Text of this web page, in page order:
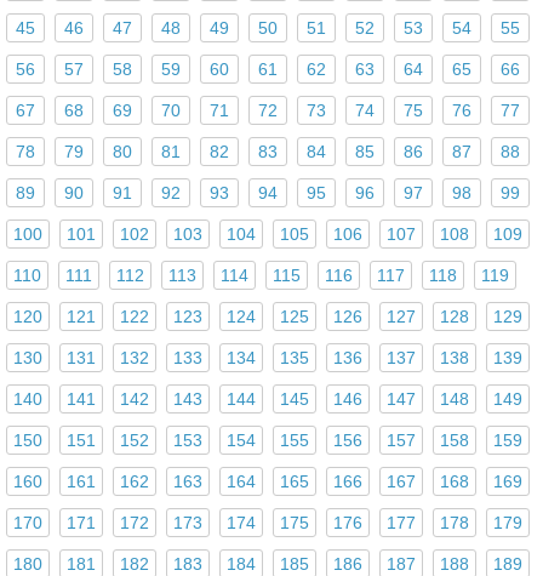
45 46 47 48 49 50 51 52 53 54 55
56 57 58 59 60 61 62 63 64 65 66
67 68 69 70 71 72 73 74 75 76 77
78 79 80 81 82 83 84 85 86 87 88
89 90 91 92 93 94 95 96 97 98 99
100 101 102 103 104 105 106 107 108 109
110 111 112 113 114 115 116 117 118 119
120 121 122 123 124 125 126 127 128 129
130 131 132 133 134 135 136 137 138 139
140 141 142 143 144 145 146 147 148 149
150 151 152 153 154 155 156 157 158 159
160 161 162 163 164 165 166 167 168 169
170 171 172 173 174 175 176 177 178 179
180 181 182 183 184 185 186 187 188 189